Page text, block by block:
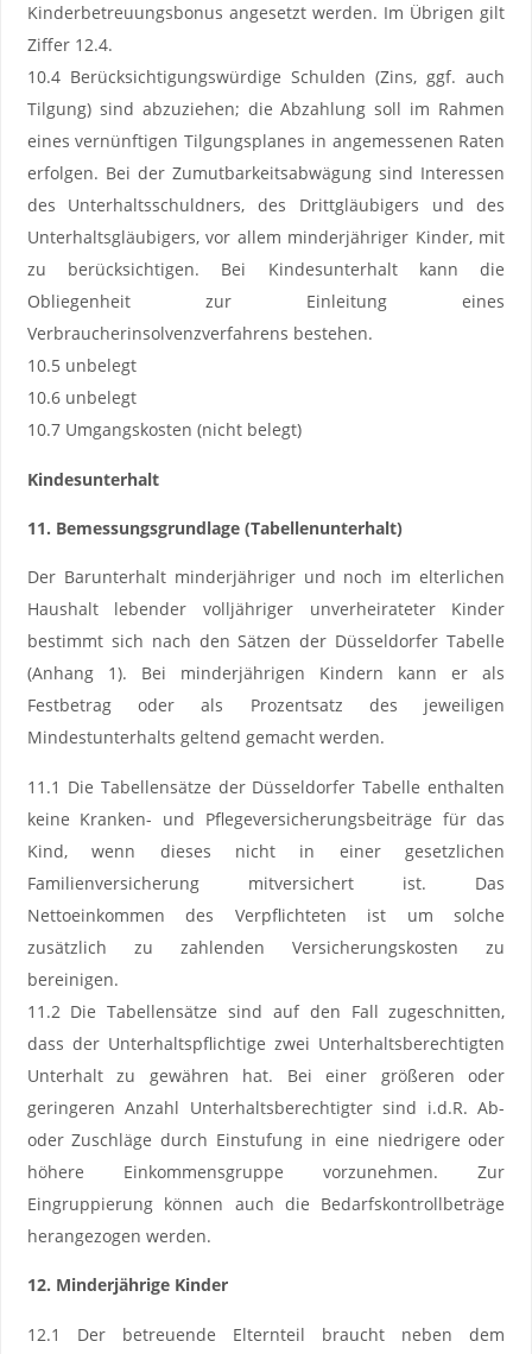
Kinderbetreuungsbonus angesetzt werden. Im Übrigen gilt
Ziffer 12.4.
10.4 Berücksichtigungswürdige Schulden (Zins, ggf. auch
Tilgung) sind abzuziehen; die Abzahlung soll im Rahmen
eines vernünftigen Tilgungsplanes in angemessenen Raten
erfolgen. Bei der Zumutbarkeitsabwägung sind Interessen
des Unterhaltsschuldners, des Drittgläubigers und des
Unterhaltsgläubigers, vor allem minderjähriger Kinder, mit
zu berücksichtigen. Bei Kindesunterhalt kann die
Obliegenheit zur Einleitung eines
Verbraucherinsolvenzverfahrens bestehen.
10.5 unbelegt
10.6 unbelegt
10.7 Umgangskosten (nicht belegt)
Kindesunterhalt
11. Bemessungsgrundlage (Tabellenunterhalt)
Der Barunterhalt minderjähriger und noch im elterlichen
Haushalt lebender volljähriger unverheirateter Kinder
bestimmt sich nach den Sätzen der Düsseldorfer Tabelle
(Anhang 1). Bei minderjährigen Kindern kann er als
Festbetrag oder als Prozentsatz des jeweiligen
Mindestunterhalts geltend gemacht werden.
11.1 Die Tabellensätze der Düsseldorfer Tabelle enthalten
keine Kranken- und Pflegeversicherungsbeiträge für das
Kind, wenn dieses nicht in einer gesetzlichen
Familienversicherung mitversichert ist. Das
Nettoeinkommen des Verpflichteten ist um solche
zusätzlich zu zahlenden Versicherungskosten zu
bereinigen.
11.2 Die Tabellensätze sind auf den Fall zugeschnitten,
dass der Unterhaltspflichtige zwei Unterhaltsberechtigten
Unterhalt zu gewähren hat. Bei einer größeren oder
geringeren Anzahl Unterhaltsberechtigter sind i.d.R. Ab-
oder Zuschläge durch Einstufung in eine niedrigere oder
höhere Einkommensgruppe vorzunehmen. Zur
Eingruppierung können auch die Bedarfskontrollbeträge
herangezogen werden.
12. Minderjährige Kinder
12.1 Der betreuende Elternteil braucht neben dem